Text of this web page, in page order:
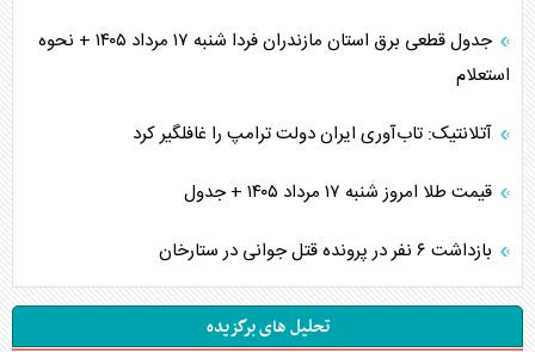
جدول قطعی برق استان مازندران فردا شنبه ۱۷ مرداد ۱۴۰۵ + نحوه
استعلام
آتلانتیک: تاب‌آوری ایران دولت ترامپ را غافلگیر کرد
قیمت طلا امروز شنبه ۱۷ مرداد ۱۴۰۵ + جدول
بازداشت ۶ نفر در پرونده قتل جوانی در ستارخان
تحلیل های برگزیده